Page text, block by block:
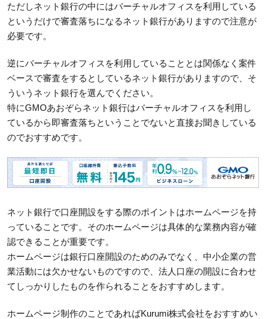
ただしネット銀行の中にはバーチャルオフィスを利用している
というだけで審査落ちになるネット銀行がありますので注意が
必要です。
逆にバーチャルオフィスを利用していることとは関係なく案件
ベースで審査をするとしているネット銀行がありますので、そ
ういうネット銀行を選んでください。
特にGMOあおぞらネット銀行はバーチャルオフィスを利用し
ているから即審査落ちということでないと直接お聞きしている
のでおすすめです。
ネット銀行で口座開設をする際のポイントはホームページを持
っていることです。そのホームページは具体的な業務内容が確
認できることが重要です。
ホームページは銀行口座開設のためのみでなく、中小企業の営
業活動には欠かせないものですので、法人口座の開設に合わせ
てしっかりしたものを作られることをおすすめします。
ホームページ制作のことであればKurumi株式会社をおすすめい